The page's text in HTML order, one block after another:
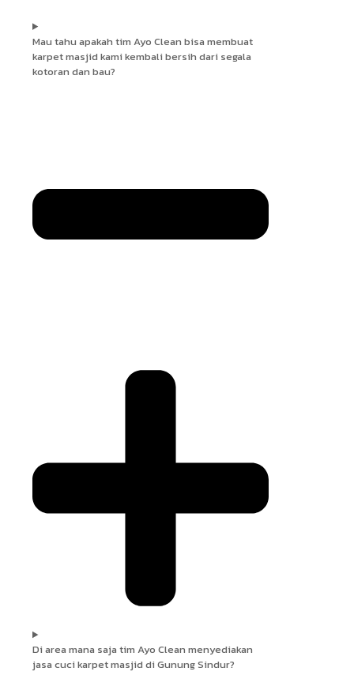
Mau tahu apakah tim Ayo Clean bisa membuat
karpet masjid kami kembali bersih dari segala
kotoran dan bau?
Di area mana saja tim Ayo Clean menyediakan
jasa cuci karpet masjid di Gunung Sindur?